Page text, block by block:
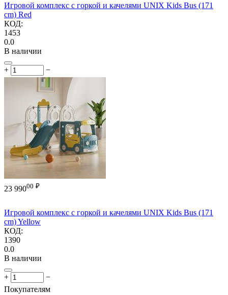
Игровой комплекс с горкой и качелями UNIX Kids Bus (171
cm) Red
КОД:
1453
0.0
В наличии
+ −
23 99000 ₽
Игровой комплекс с горкой и качелями UNIX Kids Bus (171
cm) Yellow
КОД:
1390
0.0
В наличии
+
−
Покупателям